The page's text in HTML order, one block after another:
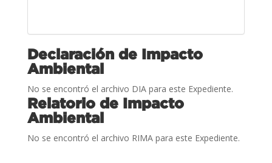
Declaración de Impacto
Ambiental
No se encontró el archivo DIA para este Expediente.
Relatorio de Impacto
Ambiental
No se encontró el archivo RIMA para este Expediente.